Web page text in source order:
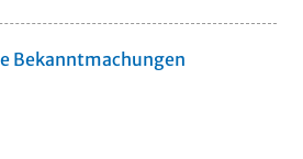
Bekanntmachungen